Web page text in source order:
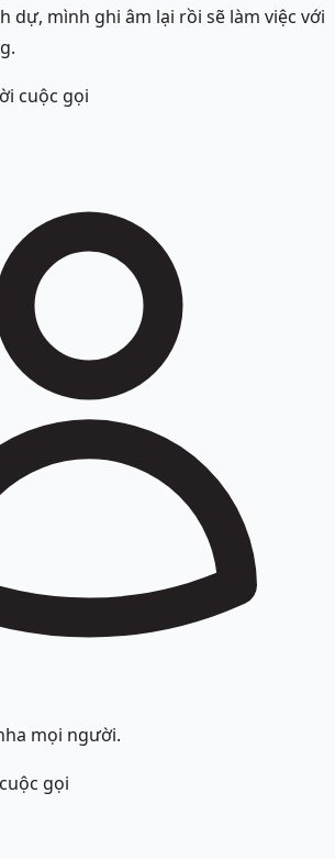
dự, mình ghi âm lại rồi sẽ làm việc với
cuộc gọi
mọi người.
gọi